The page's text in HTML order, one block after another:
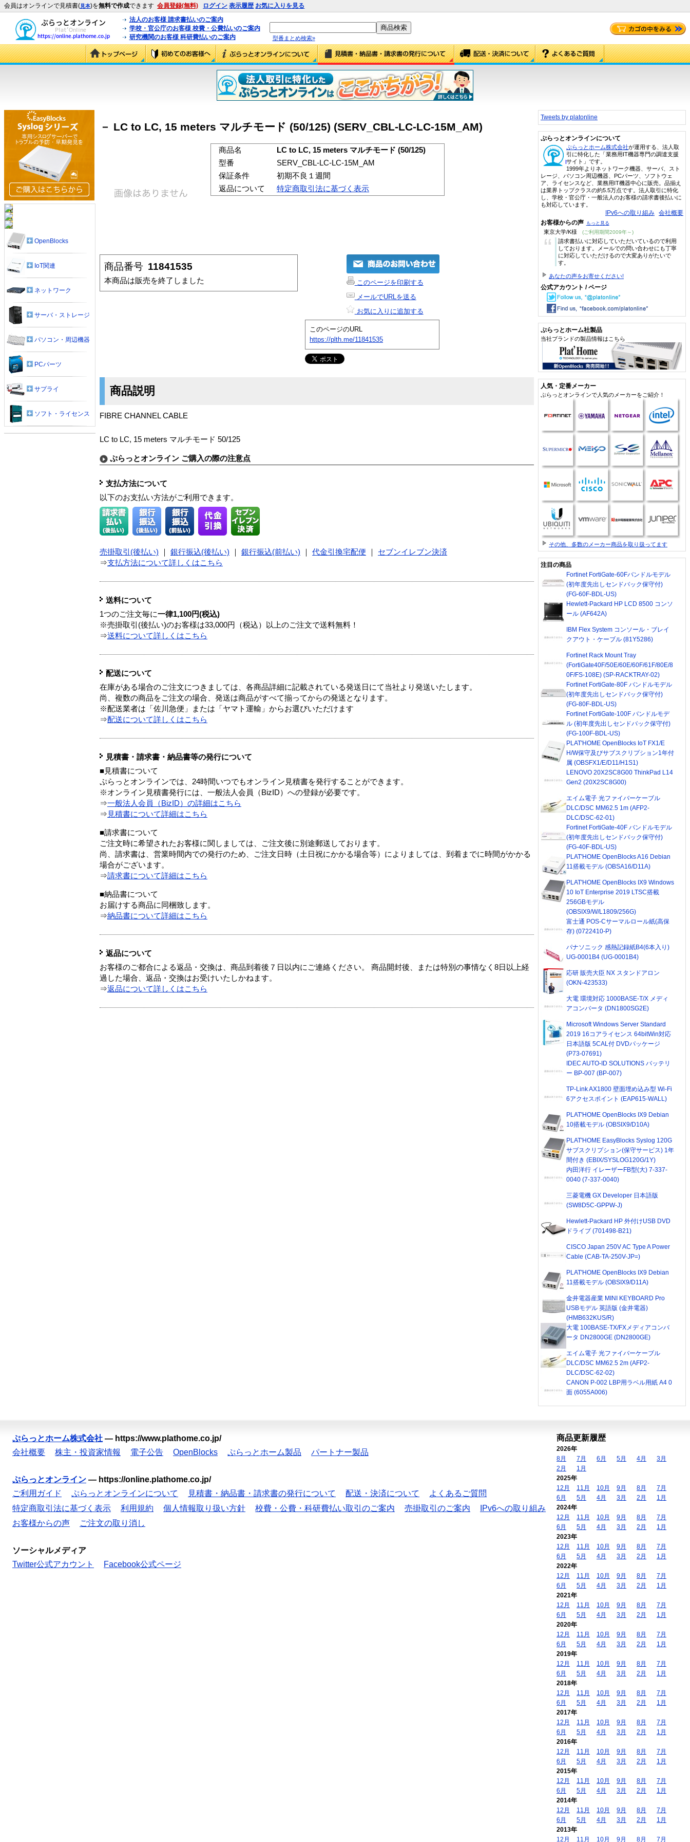
会員はオンラインで見積書(見本)を無料で作成できます 会員登録(無料) ログイン 表示履歴 お気に入りを見る
法人のお客様 請求書払いのご案内
学校・官公庁のお客様 校費・公費払いのご案内
研究機関のお客様 科研費払いのご案内
型番まとめ検索»
－ LC to LC, 15 meters マルチモード (50/125) (SERV_CBL-LC-LC-15M_AM)
商品名
LC to LC, 15 meters マルチモード (50/125)
型番
SERV_CBL-LC-LC-15M_AM
保証条件
初期不良１週間
返品について
特定商取引法に基づく表示
商品番号 11841535
本商品は販売を終了しました
このページを印刷する
メールでURLを送る
お気に入りに追加する
このページのURL
https://plth.me/11841535
商品説明
FIBRE CHANNEL CABLE
LC to LC, 15 meters マルチモード 50/125
ぷらっとオンライン ご購入の際の注意点
支払方法について
以下のお支払い方法がご利用できます。
売掛取引(後払い) 銀行振込(後払い) 銀行振込(前払い) 代金引換宅配便
セブンイレブン決済
⇒支払方法について詳しくはこちら
送料について
1つのご注文毎に一律1,100円(税込)
※売掛取引(後払い)のお客様は33,000円（税込）以上のご注文で送料無料！
⇒送料について詳しくはこちら
配送について
在庫がある場合のご注文につきましては、各商品詳細に記載されている発送日にて当社より発送いたします。
尚、複数の商品をご注文の場合、発送は商品がすべて揃ってからの発送となります。
※配送業者は「佐川急便」または「ヤマト運輸」からお選びいただけます
⇒配送について詳しくはこちら
見積書・請求書・納品書等の発行について
■見積書について
ぷらっとオンラインでは、24時間いつでもオンライン見積書を発行することができます。
※オンライン見積書発行には、一般法人会員（BizID）への登録が必要です。
⇒一般法人会員（BizID）の詳細はこちら
⇒ 見積書について詳細はこちら
■請求書について
ご注文時に希望されたお客様に関しましては、ご注文後に別途郵送しております。
尚、請求書は、営業時間内での発行のため、ご注文日時（土日祝にかかる場合等）によりましては、到着までに時間がかかる
場合がございます。
⇒請求書について詳細はこちら
■納品書について
お届けする商品に同梱致します。
⇒納品書について詳細はこちら
返品について
お客様のご都合による返品・交換は、商品到着後７日以内にご連絡ください。 商品開封後、または特別の事情なく8日以上経
過した場合、返品・交換はお受けいたしかねます。
⇒返品について詳しくはこちら
OpenBlocks
IoT関連
ネットワーク
サーバ・ストレージ
パソコン・周辺機器
PCパーツ
サプライ
ソフト・ライセンス
Tweets by platonline
ぷらっとオンラインについて
ぷらっとホーム株式会社が運用する、法人取
引に特化した「業務用IT機器専門の調達支援
サイト」です。
1999年よりネットワーク機器、サーバ、スト
レージ、パソコン周辺機器、PCパーツ、ソフトウェ
ア、ライセンスなど、業務用IT機器中心に販売。品揃え
は業界トップクラスの約5.5万点です。法人取引に特化
し、学校・官公庁・一般法人のお客様の請求書後払いに
も対応しています。
IPv6への取り組み 会社概要
お客様からの声 もっと見る
東京大学/K様 (ご利用期間2009年～)
“
請求書払いに対応していただいているので利用
しております。メールでの問い合わせにも丁寧
に対応していただけるので大変ありがたいで
す。
あなたの声をお寄せください!
公式アカウント / ページ
ぷらっとホーム社製品
当社ブランドの製品情報はこちら
人気・定番メーカー
ぷらっとオンラインで人気のメーカーをご紹介！
その他、多数のメーカー商品を取り扱ってます
注目の商品
Fortinet FortiGate-60Fバンドルモデル
(初年度先出しセンドバック保守付)
(FG-60F-BDL-US)
Hewlett-Packard HP LCD 8500 コンソ
ール (AF642A)
IBM Flex System コンソール・ブレイ
クアウト・ケーブル (81Y5286)
Fortinet Rack Mount Tray
(FortiGate40F/50E/60E/60F/61F/80E/8
0F/FS-108E) (SP-RACKTRAY-02)
Fortinet FortiGate-80F バンドルモデル
(初年度先出しセンドバック保守付)
(FG-80F-BDL-US)
Fortinet FortiGate-100F バンドルモデ
ル (初年度先出しセンドバック保守付)
(FG-100F-BDL-US)
PLAT'HOME OpenBlocks IoT FX1/E
H/W保守及びサブスクリプション1年付
属 (OBSFX1/E/D11/H1S1)
LENOVO 20X2SC8G00 ThinkPad L14
Gen2 (20X2SC8G00)
エイム電子 光ファイバーケーブル
DLC/DSC MM62.5 1m (AFP2-
DLC/DSC-62-01)
Fortinet FortiGate-40F バンドルモデル
(初年度先出しセンドバック保守付)
(FG-40F-BDL-US)
PLAT'HOME OpenBlocks A16 Debian
11搭載モデル (OBSA16/D11A)
PLAT'HOME OpenBlocks IX9 Windows
10 IoT Enterprise 2019 LTSC搭載
256GBモデル
(OBSIX9/W/L1809/256G)
富士通 POS-Cサーマルロール紙(高保
存) (0722410-P)
パナソニック 感熱記録紙B4(6本入り)
UG-0001B4 (UG-0001B4)
応研 販売大臣 NX スタンドアロン
(OKN-423533)
大電 環境対応 1000BASE-T/X メディ
アコンバータ (DN1800SG2E)
Microsoft Windows Server Standard
2019 16コアライセンス 64bitWin対応
日本語版 5CAL付 DVDパッケージ
(P73-07691)
IDEC AUTO-ID SOLUTIONS バッテリ
ー BP-007 (BP-007)
TP-Link AX1800 壁面埋め込み型 Wi-Fi
6アクセスポイント (EAP615-WALL)
PLAT'HOME OpenBlocks IX9 Debian
10搭載モデル (OBSIX9/D10A)
PLAT'HOME EasyBlocks Syslog 120G
サブスクリプション(保守サービス) 1年
間付き (EBIX/SYSLOG120G/1Y)
内田洋行 イレーザーFB型(大) 7-337-
0040 (7-337-0040)
三菱電機 GX Developer 日本語版
(SW8D5C-GPPW-J)
Hewlett-Packard HP 外付けUSB DVD
ドライブ (701498-B21)
CISCO Japan 250V AC Type A Power
Cable (CAB-TA-250V-JP=)
PLAT'HOME OpenBlocks IX9 Debian
11搭載モデル (OBSIX9/D11A)
金井電器産業 MINI KEYBOARD Pro
USBモデル 英語版 (金井電器)
(HMB632KUS/R)
大電 100BASE-TX/FXメディアコンバ
ータ DN2800GE (DN2800GE)
エイム電子 光ファイバーケーブル
DLC/DSC MM62.5 2m (AFP2-
DLC/DSC-62-02)
CANON P-002 LBP用ラベル用紙 A4 0
面 (6055A006)
ぷらっとホーム株式会社 — https://www.plathome.co.jp/
会社概要
株主・投資家情報 電子公告 OpenBlocks ぷらっとホーム製品 パートナー製品
ぷらっとオンライン — https://online.plathome.co.jp/
ご利用ガイド
ぷらっとオンラインについて 見積書・納品書・請求書の発行について 配送・決済について
よくあるご質問
特定商取引法に基づく表示
利用規約 個人情報取り扱い方針 校費・公費・科研費払い取引のご案内 売掛取引のご案内
IPv6への取り組み
お客様からの声
ご注文の取り消し
ソーシャルメディア
Twitter公式アカウント
Facebook公式ページ
商品更新履歴
2026年
8月
7月 6月 5月 4月
3月
2月
1月
2025年
12月
11月 10月 9月 8月
7月
6月
5月 4月 3月 2月
1月
2024年
12月
11月 10月 9月 8月
7月
6月
5月 4月 3月 2月
1月
2023年
12月
11月 10月 9月 8月
7月
6月
5月 4月 3月 2月
1月
2022年
12月
11月 10月 9月 8月
7月
6月
5月 4月 3月 2月
1月
2021年
12月
11月 10月 9月 8月
7月
6月
5月 4月 3月 2月
1月
2020年
12月
11月 10月 9月 8月
7月
6月
5月 4月 3月 2月
1月
2019年
12月
11月 10月 9月 8月
7月
6月
5月 4月 3月 2月
1月
2018年
12月
11月 10月 9月 8月
7月
6月
5月 4月 3月 2月
1月
2017年
12月
11月 10月 9月 8月
7月
6月
5月 4月 3月 2月
1月
2016年
12月
11月 10月 9月 8月
7月
6月
5月 4月 3月 2月
1月
2015年
12月
11月 10月 9月 8月
7月
6月
5月 4月 3月 2月
1月
2014年
12月
11月 10月 9月 8月
7月
6月
5月 4月 3月 2月
1月
2013年
12月
11月 10月 9月 8月 7月